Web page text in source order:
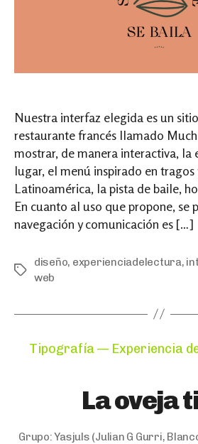
Nuestra interfaz elegida es un
restaurante francés llamado
mostrar, de manera interactiva, la
lugar, el menú inspirado en tragos
Latinoamérica, la pista de baile,
En cuanto al uso que propone, se
navegación y comunicación es […]
Tags
diseño, experienciadelectura,
web
Tipografía — Experiencia
La oveja
Grupo:Yasjuls (Julian G Gurri,